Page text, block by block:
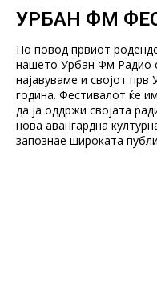
УРБАН ФМ
По повод првиот
нашето Урбан Фм Радио
најавуваме и својот
година. Фестивалот ќе
да ја оддржи својата
нова авангардна
запознае широката